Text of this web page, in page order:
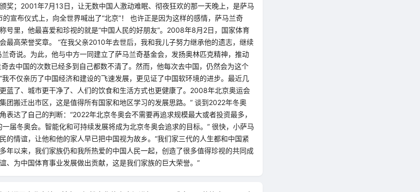
奖；2001年7月13日，让无数中国人激动难眠、彻夜狂欢的那一天晚上，是萨马
宣布仪式上，向全世界喊出了“北京”！ 也许正是因为这样的感情，萨马兰奇
号里，他最喜爱和珍视的就是“中国人民的好朋友”。2008年8月2日，国家体育
最高荣誉奖章。 “在我父亲2010年去世后，我和我儿子努力继承他的遗志，继续
奇说。为此，他与中方一同建立了萨马兰奇基金会，发扬奥林匹克精神，推动
去中国的次数已经多到自己都数不清了。然而，他每次去中国，仍然会为这个
不仅亲历了中国经济和建设的飞速发展，更见证了中国软环境的进步。最近几
蓝了、城市更干净了、人们的饮食和生活方式也更健康了。2008年北京奥运会
团搬迁出市区，这是值得所有国家和地区学习的发展思路。” 谈到2022年冬奥
表达了自己的判断：“2022年北京冬奥会不需要再追求规模最大或者投资最多，
一届冬奥会。智能化和可持续发展将成为北京冬奥会追求的目标。” 很快，小萨马
的情谊，让他和他的家人早已把中国视为故乡。“我们家三代的人生都和中国紧
年以来，我们家族仍和我所热爱的中国人民一起，创造了很多值得珍视的共同成
、为中国体育事业发展做出贡献，这是我们家族的巨大荣誉。”